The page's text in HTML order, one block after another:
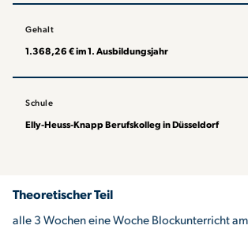
Gehalt
1.368,26 € im 1. Ausbildungsjahr
Schule
Elly-Heuss-Knapp Berufskolleg in Düsseldorf
Theoretischer Teil
alle 3 Wochen eine Woche Blockunterricht